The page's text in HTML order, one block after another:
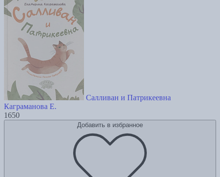
Салливан и Патрикеевна
Каграманова Е.
1650
Добавить в избранное